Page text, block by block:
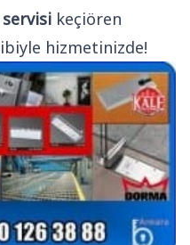
keçiören
hizmetinizde!